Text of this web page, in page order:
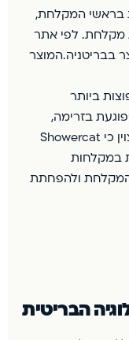
בראשי המקלחת,
מקלחת. לפי אתר
דגם שהושק בשנת 2018 ומיוצר בבריטניה.המוצר
ביותר
בזרימה,
ביעילות ובאורך חיי המערכת. באתר מצוין כי Showercat
100% מהאבנית במקלחות
המקלחת ולהפחתת
הבריטית